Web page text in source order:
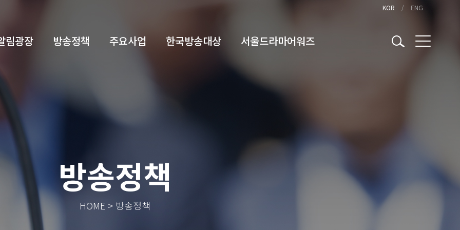
KOR ENG
림광장 방송정책 주요사업 한국방송대상 서울드라마어워즈
방송정책
HOME > 방송정책